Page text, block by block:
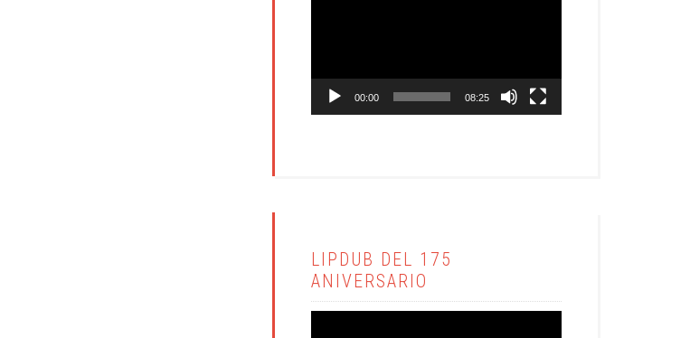
00:00 08:25
LIPDUB DEL 175
ANIVERSARIO